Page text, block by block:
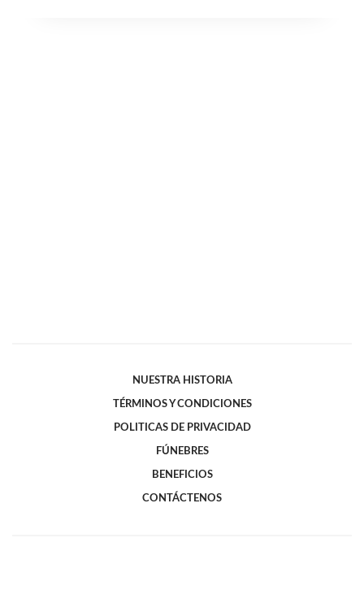
NUESTRA HISTORIA
TÉRMINOS Y CONDICIONES
POLITICAS DE PRIVACIDAD
FÚNEBRES
BENEFICIOS
CONTÁCTENOS